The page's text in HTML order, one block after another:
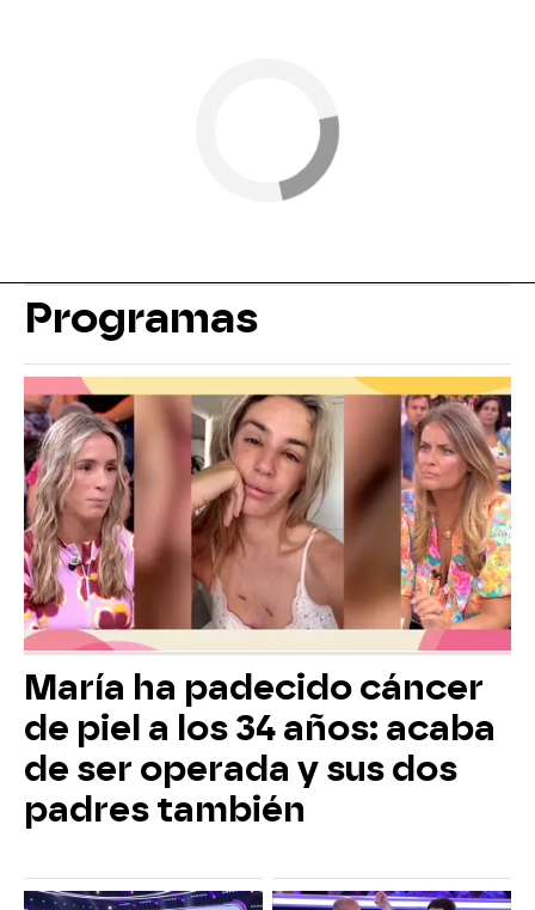
Programas
María ha padecido cáncer
de piel a los 34 años: acaba
de ser operada y sus dos
padres también